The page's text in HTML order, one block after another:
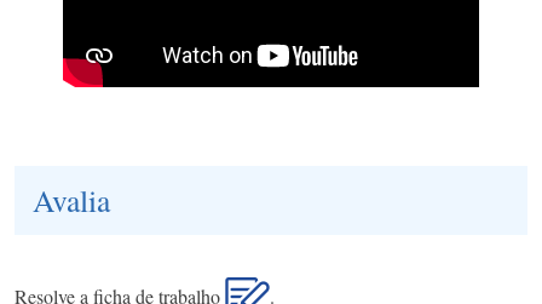
Avalia
Resolve a ficha de trabalho .